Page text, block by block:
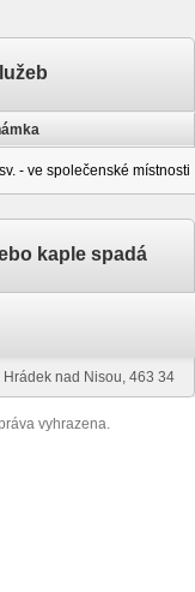
- ve společenské místnosti
kaple spadá
nad Nisou, 463 34
vyhrazena.